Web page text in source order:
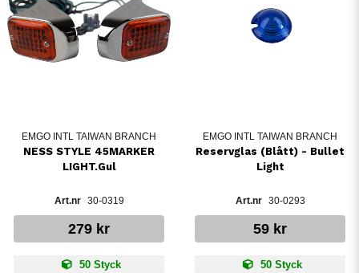
EMGO INTL TAIWAN BRANCH
NESS STYLE 45MARKER
LIGHT.Gul
30-0319
279 kr
50 Styck
EMGO INTL TAIWAN BRANCH
Reservglas (Blått) - Bullet
Light
30-0293
59 kr
50 Styck